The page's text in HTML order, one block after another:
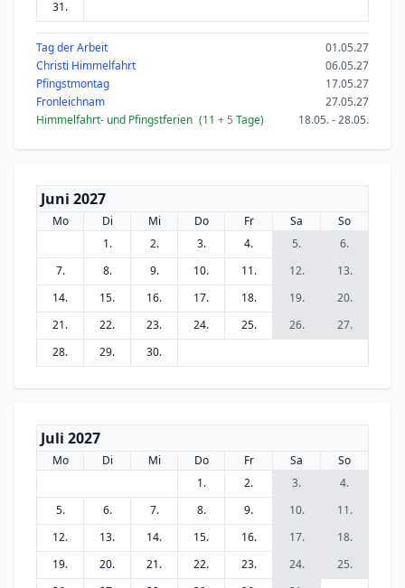
31.
Tag der Arbeit
01.05.27
Christi Himmelfahrt
06.05.27
Pfingstmontag
17.05.27
Fronleichnam
27.05.27
Himmelfahrt- und Pfingstferien (11 + 5 Tage) 18.05. - 28.05.
Juni 2027
Mo Di Mi Do Fr Sa
So
1.
2. 3. 4. 5.
6.
7.
8. 9. 10. 11. 12.
13.
14.
15. 16. 17. 18. 19.
20.
21.
22. 23. 24. 25. 26.
27.
28.
29. 30.
Juli 2027
Mo Di Mi Do Fr Sa
So
1.
2. 3.
4.
5.
6. 7. 8. 9. 10.
11.
12.
13. 14. 15. 16. 17.
18.
19.
20. 21. 22. 23. 24.
25.